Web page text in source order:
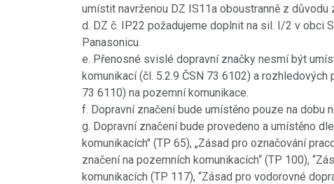
umístit navrženou DZ IS11a oboustranně z
d. DZ č. IP22 požadujeme doplnit na sil. I/2 v obci
Panasonicu.
e. Přenosné svislé dopravní značky nesmí být
komunikací (čl. 5.2.9 ČSN 73 6102) a
73 6110) na pozemní komunikace.
f. Dopravní značení bude umístěno pouze na dobu
g. Dopravní značení bude provedeno a umístěno
komunikacích" (TP 65), „Zásad pro označování
značení na pozemních komunikacích“ (TP 100),
komunikacích (TP 117), “Zásad pro vodorovné
https://www.youtube.com/watch?
v=rPoqutfOmZo
POKRAČOVÁNÍ